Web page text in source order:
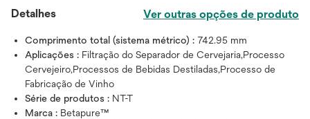
Detalhes Ver outras opções de produto
Comprimento total (sistema métrico) : 742.95 mm
Aplicações : Filtração do Separador de Cervejaria,Processo
Cervejeiro,Processos de Bebidas Destiladas,Processo de
Fabricação de Vinho
Série de produtos : NT-T
Marca : Betapure™